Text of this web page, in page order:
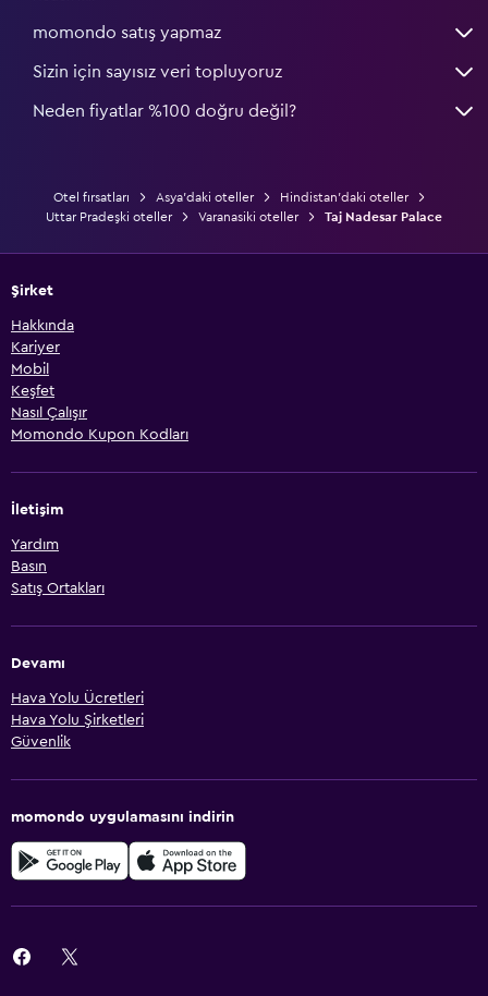
momondo satış yapmaz
Sizin için sayısız veri topluyoruz
Neden fiyatlar %100 doğru değil?
Otel fırsatları Asya'daki oteller
Hindistan'daki oteller
Uttar Pradeşki oteller
Varanasiki oteller Taj Nadesar Palace
Şirket
Hakkında
Kariyer
Mobil
Keşfet
Nasıl Çalışır
Momondo Kupon Kodları
İletişim
Yardım
Basın
Satış Ortakları
Devamı
Hava Yolu Ücretleri
Hava Yolu Şirketleri
Güvenlik
momondo uygulamasını indirin